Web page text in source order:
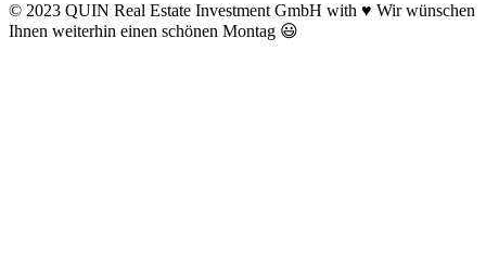
© 2023 QUIN Real Estate Investment GmbH with ♥ Wir wünschen
Ihnen weiterhin einen schönen Montag 😃